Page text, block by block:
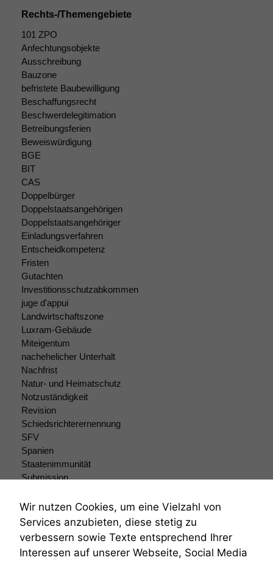
Rechts-/Themengebiete
101 ZPO
Anfechtungsobjekte
Ausschreibung
Bauzone
befristete Baubewilligung
Beschaffungsrecht
Beschwerdelegitimation
Betreibungsferien
Beweiswürdigung
BGE
BIT
CAS
Doppelbürger
Doppelstaatsangehörigen
Doppelstaatsangehöriger
Einladungsverfahren
Entscheidkompetenz
Fristen
Gutachten
Investitionsschutzabkommen
juge d'appui
Landwirtschaftszone
Luxram-Gebäude
Miteigentum
nachehelicher Unterhalt
Nachfrist
Natur- und Heimatschutz
Notzuständigkeit
Revision
Schiedsrichterernennung
SFV
Spanien
Staatenimmunität
Submission
Teilungsklage
Venezuela
VRK
Wiederherstellungsanordnung
Zivilprozessordnung
Wir nutzen Cookies, um eine Vielzahl von
Services anzubieten, diese stetig zu
verbessern sowie Texte entsprechend Ihrer
Interessen auf unserer Webseite, Social Media
wir
anonyme
statistische
Daten auf.